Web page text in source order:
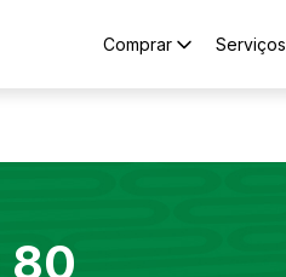
Comprar Serviços
80